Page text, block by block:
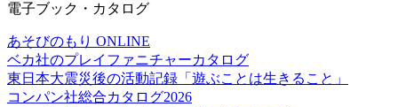
電子ブック・カタログ
あそびのもり ONLINE
ベカ社のプレイファニチャーカタログ
東日本大震災後の活動記録「遊ぶことは生きること」
コンパン社総合カタログ2026